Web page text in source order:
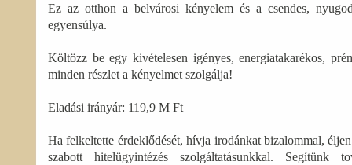
Ez az otthon a belvárosi kényelem és a csendes,
egyensúlya.
Költözz be egy kivételesen igényes, energiatakarékos,
minden részlet a kényelmet szolgálja!
Eladási irányár: 119,9 M Ft
Ha felkeltette érdeklődését, hívja irodánkat bizalommal,
szabott hitelügyintézés szolgáltatásunkkal. Segítünk